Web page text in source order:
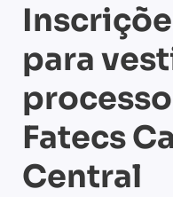
para
Fatecs
Central